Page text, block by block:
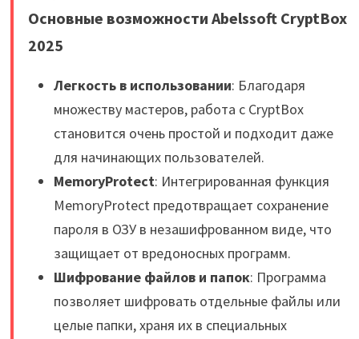
Основные возможности Abelssoft CryptBox
2025
Легкость в использовании: Благодаря
множеству мастеров, работа с CryptBox
становится очень простой и подходит даже
для начинающих пользователей.
MemoryProtect: Интегрированная функция
MemoryProtect предотвращает сохранение
пароля в ОЗУ в незашифрованном виде, что
защищает от вредоносных программ.
Шифрование файлов и папок: Программа
позволяет шифровать отдельные файлы или
целые папки, храня их в специальных